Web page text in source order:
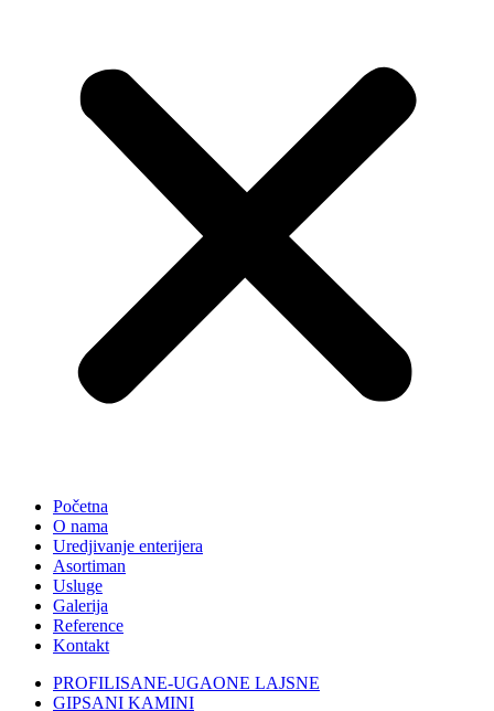
Početna
O nama
Uredjivanje enterijera
Asortiman
Usluge
Galerija
Reference
Kontakt
PROFILISANE-UGAONE LAJSNE
GIPSANI KAMINI